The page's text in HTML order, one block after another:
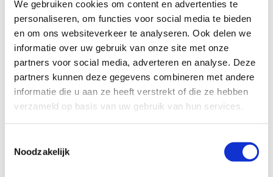
We gebruiken cookies om content en advertenties te
personaliseren, om functies voor social media te bieden
en om ons websiteverkeer te analyseren. Ook delen we
informatie over uw gebruik van onze site met onze
partners voor social media, adverteren en analyse. Deze
partners kunnen deze gegevens combineren met andere
informatie die u aan ze heeft verstrekt of die ze hebben
verzameld op basis van uw gebruik van hun services.
Noodzakelijk
088 3100 500
Op werkdagen bereikbaar tot 15:00 uur (woensdag en vrijdag tot 13:00)
Email
Info@beter-uit.nl
Zo bent u echt Beter Uit